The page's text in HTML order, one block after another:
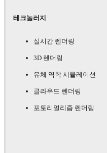
테크놀러지
실시간 렌더링
3D 렌더링
유체 역학 시뮬레이션
클라우드 렌더링
포토리얼리즘 렌더링